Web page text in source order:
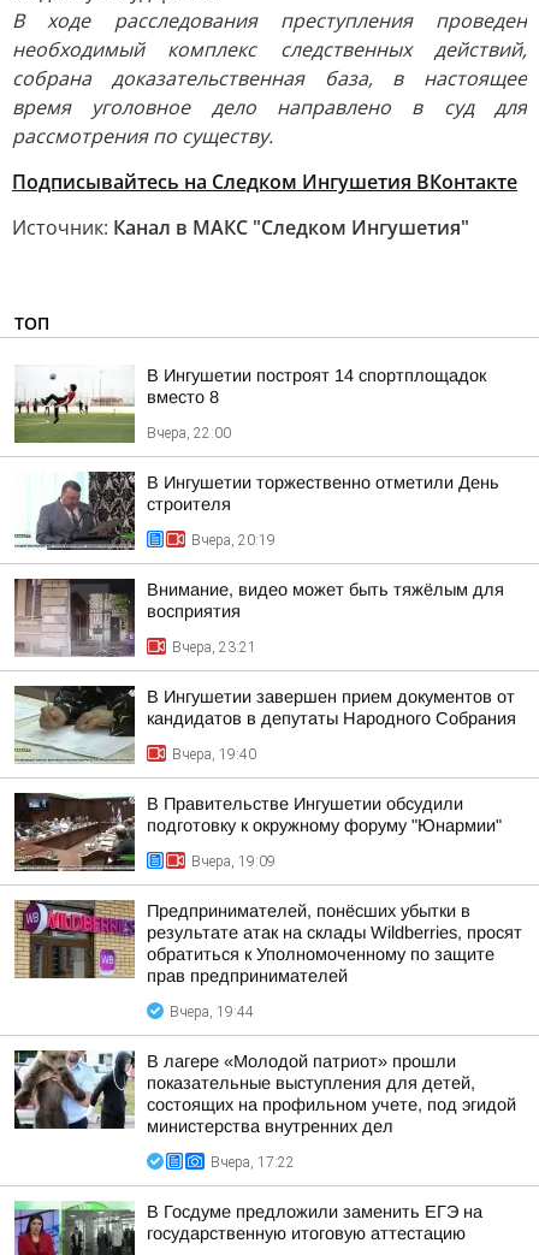
В ходе расследования преступления проведен
необходимый комплекс следственных действий,
собрана доказательственная база, в настоящее
время уголовное дело направлено в суд для
рассмотрения по существу.
Подписывайтесь на Следком Ингушетия ВКонтакте
Источник: Канал в МАКС "Следком Ингушетия"
ТОП
В Ингушетии построят 14 спортплощадок
вместо 8
Вчера, 22:00
В Ингушетии торжественно отметили День
строителя
Вчера, 20:19
Внимание, видео может быть тяжёлым для
восприятия
Вчера, 23:21
В Ингушетии завершен прием документов от
кандидатов в депутаты Народного Собрания
Вчера, 19:40
В Правительстве Ингушетии обсудили
подготовку к окружному форуму "Юнармии"
Вчера, 19:09
Предпринимателей, понёсших убытки в
результате атак на склады Wildberries, просят
обратиться к Уполномоченному по защите
прав предпринимателей
Вчера, 19:44
В лагере «Молодой патриот» прошли
показательные выступления для детей,
состоящих на профильном учете, под эгидой
министерства внутренних дел
Вчера, 17:22
В Госдуме предложили заменить ЕГЭ на
государственную итоговую аттестацию